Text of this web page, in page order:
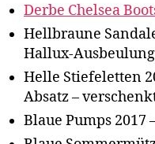
Derbe Chelsea
Hellbraune
Hallux-
Helle Stiefeletten
Absatz –
Blaue Pumps 2017